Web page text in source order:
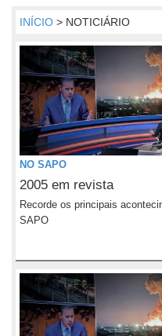
INÍCIO > NOTICIÁRIO
NO SAPO
2005 em revista
Recorde os principais
SAPO